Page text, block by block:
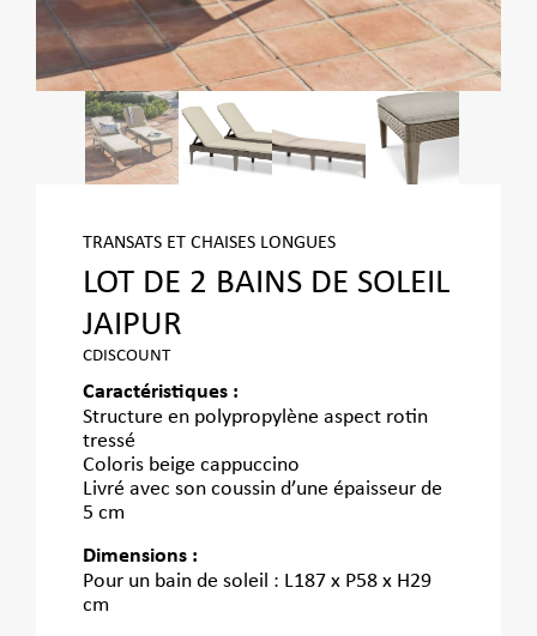
TRANSATS ET CHAISES LONGUES
LOT DE 2 BAINS DE SOLEIL
JAIPUR
CDISCOUNT
Caractéristiques :
Structure en polypropylène aspect rotin
tressé
Coloris beige cappuccino
Livré avec son coussin d’une épaisseur de
5 cm
Dimensions :
Pour un bain de soleil : L187 x P58 x H29
cm